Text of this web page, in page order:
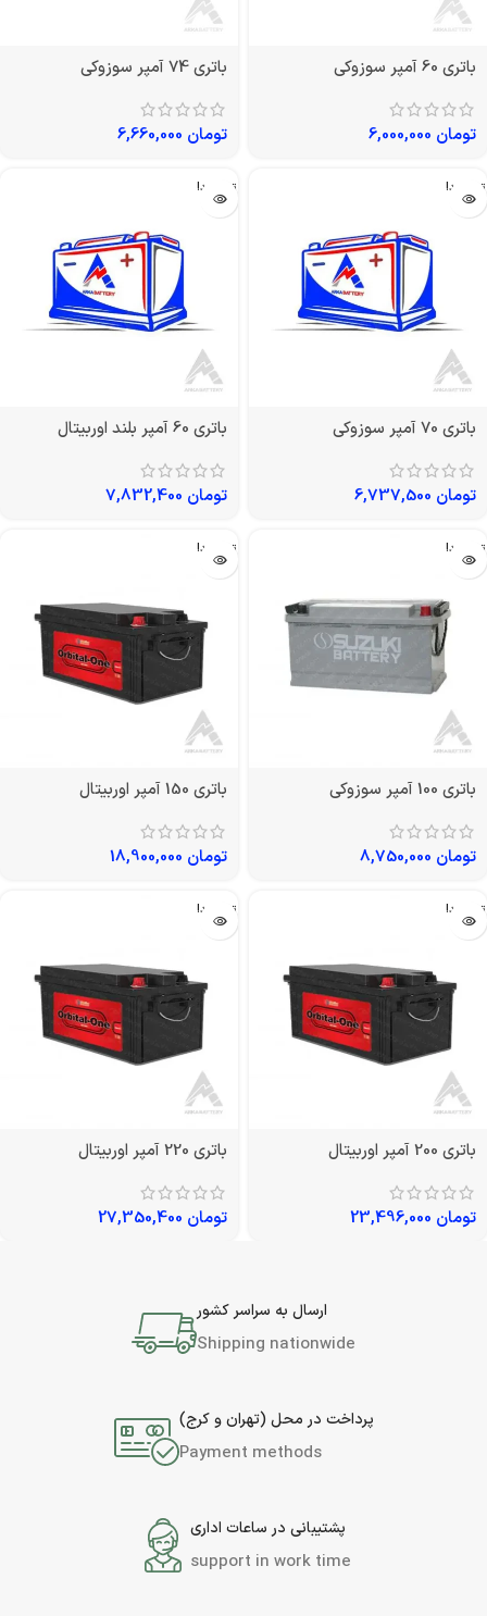
باتری 60 آمپر سوزوکی
تومان
باتری 74 آمپر سوزوکی
تومان
تمام شد!
باتری 70 آمپر سوزوکی
تومان
تمام شد!
باتری 60 آمپر بلند اوربیتال
تومان
تمام شد!
باتری 100 آمپر سوزوکی
تومان
تمام شد!
باتری 150 آمپر اوربیتال
تومان
تمام شد!
باتری 200 آمپر اوربیتال
تومان
تمام شد!
باتری 220 آمپر اوربیتال
تومان
ارسال به سراسر کشور
Shipping nationwide
پرداخت در محل (تهران و کرج)
Payment methods
پشتیبانی در ساعات اداری
support in work time